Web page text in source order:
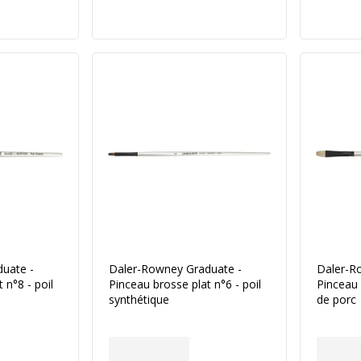
-
n°8 - poil
Daler-Rowney Graduate -
Pinceau brosse plat n°6 - poil
synthétique
Daler-
de porc